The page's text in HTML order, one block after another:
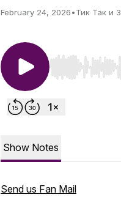
February 24, 2026•Тик Так и
Use Left/Right
Show Notes
Send us Fan Mail